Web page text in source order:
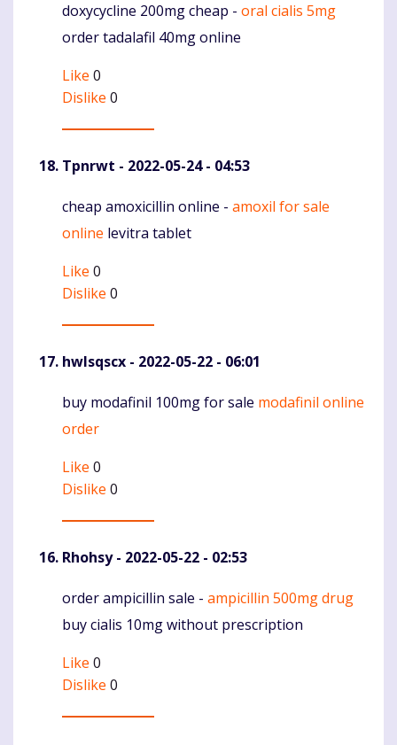
Komentaras
doxycycline 200mg cheap - oral cialis 5mg
order tadalafil 40mg online
Like 0
Dislike 0
Tpnrwt - 2022-05-24 - 04:53
Komentaras
cheap amoxicillin online - amoxil for sale
online levitra tablet
Like 0
Dislike 0
hwlsqscx - 2022-05-22 - 06:01
Komentaras
buy modafinil 100mg for sale modafinil online
order
Like 0
Dislike 0
Rhohsy- 2022-05-22 - 02:53
Komentaras
order ampicillin sale - ampicillin 500mg drug
buy cialis 10mg without prescription
Like 0
Dislike 0